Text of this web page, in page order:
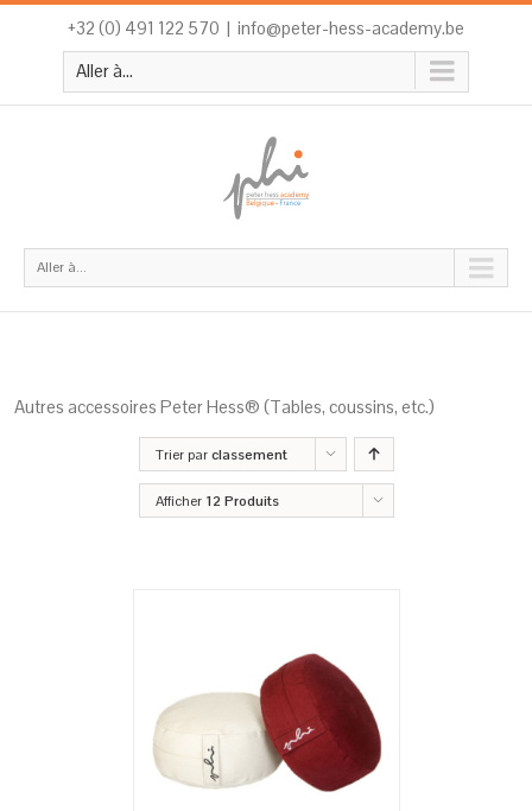
+32 (0) 491 122 570 | info@peter-hess-academy.be
Aller à...
Aller à...
Autres accessoires Peter Hess® (Tables, coussins, etc.)
Trier parclassement
Afficher 12 Produits